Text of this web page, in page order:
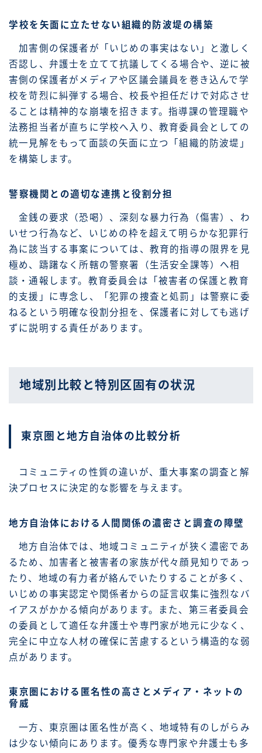
学校を矢面に立たせない組織的防波堤の構築
加害側の保護者が「いじめの事実はない」と激しく
否認し、弁護士を立てて抗議してくる場合や、逆に被
害側の保護者がメディアや区議会議員を巻き込んで学
校を苛烈に糾弾する場合、校長や担任だけで対応させ
ることは精神的な崩壊を招きます。指導課の管理職や
法務担当者が直ちに学校へ入り、教育委員会としての
統一見解をもって面談の矢面に立つ「組織的防波堤」
を構築します。
警察機関との適切な連携と役割分担
金銭の要求（恐喝）、深刻な暴力行為（傷害）、わ
いせつ行為など、いじめの枠を超えて明らかな犯罪行
為に該当する事案については、教育的指導の限界を見
極め、躊躇なく所轄の警察署（生活安全課等）へ相
談・通報します。教育委員会は「被害者の保護と教育
的支援」に専念し、「犯罪の捜査と処罰」は警察に委
ねるという明確な役割分担を、保護者に対しても逃げ
ずに説明する責任があります。
地域別比較と特別区固有の状況
東京圏と地方自治体の比較分析
コミュニティの性質の違いが、重大事案の調査と解
決プロセスに決定的な影響を与えます。
地方自治体における人間関係の濃密さと調査の障壁
地方自治体では、地域コミュニティが狭く濃密であ
るため、加害者と被害者の家族が代々顔見知りであっ
たり、地域の有力者が絡んでいたりすることが多く、
いじめの事実認定や関係者からの証言収集に強烈なバ
イアスがかかる傾向があります。また、第三者委員会
の委員として適任な弁護士や専門家が地元に少なく、
完全に中立な人材の確保に苦慮するという構造的な弱
点があります。
東京圏における匿名性の高さとメディア・ネットの
脅威
一方、東京圏は匿名性が高く、地域特有のしがらみ
は少ない傾向にあります。優秀な専門家や弁護士も多